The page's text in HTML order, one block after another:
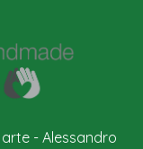
arte - Alessandro